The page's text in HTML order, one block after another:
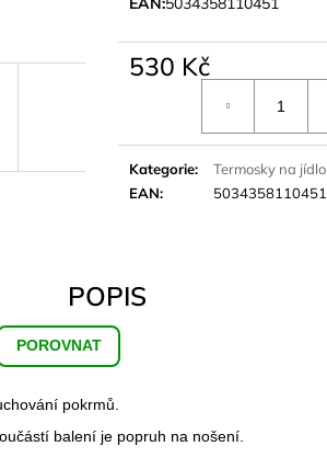
530 Kč
Kategorie:
Termosky na jídlo
EAN: 5034358110451
POPIS
POROVNAT
pokrmů.
balení je popruh na nošení.